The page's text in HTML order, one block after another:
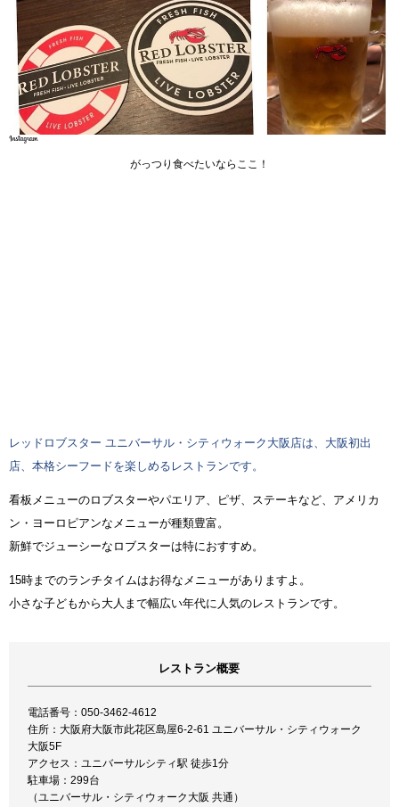
がっつり食べたいならここ！
レッドロブスター ユニバーサル・シティウォーク大阪店は、大阪初出
店、本格シーフードを楽しめるレストランです。
看板メニューのロブスターやパエリア、ピザ、ステーキなど、アメリカ
ン・ヨーロピアンなメニューが種類豊富。
新鮮でジューシーなロブスターは特におすすめ。
15時までのランチタイムはお得なメニューがありますよ。
小さな子どもから大人まで幅広い年代に人気のレストランです。
レストラン概要
電話番号：050-3462-4612
住所：大阪府大阪市此花区島屋6-2-61 ユニバーサル・シティウォーク
大阪5F
アクセス：ユニバーサルシティ駅 徒歩1分
駐車場：299台
（ユニバーサル・シティウォーク大阪 共通）